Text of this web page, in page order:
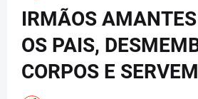
IRMÃOS
OS PAIS,
CORPOS E